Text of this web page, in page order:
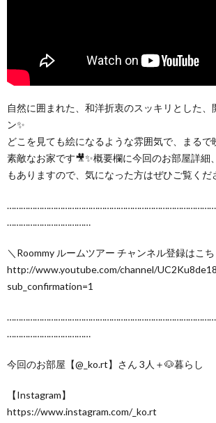
自然に囲まれた、和洋折衷のスッキリとした、
ン✨
どこを見ても絵になるような雰囲気で、まるで
素敵なお家です🎥✨概要欄に今回のお部屋詳細
もありますので、気になった方はぜひご覧く
………………………………
＼Roommy ルームツアー チャンネル登録はこ
http://www.youtube.com/channel/
sub_confirmation=1
………………………………
今回のお部屋【@_ko.rt】さん 3人＋🐶暮らし
【Instagram】
https://www.instagram.com/_ko.rt